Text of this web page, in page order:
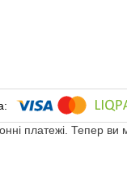
платежі. Тепер